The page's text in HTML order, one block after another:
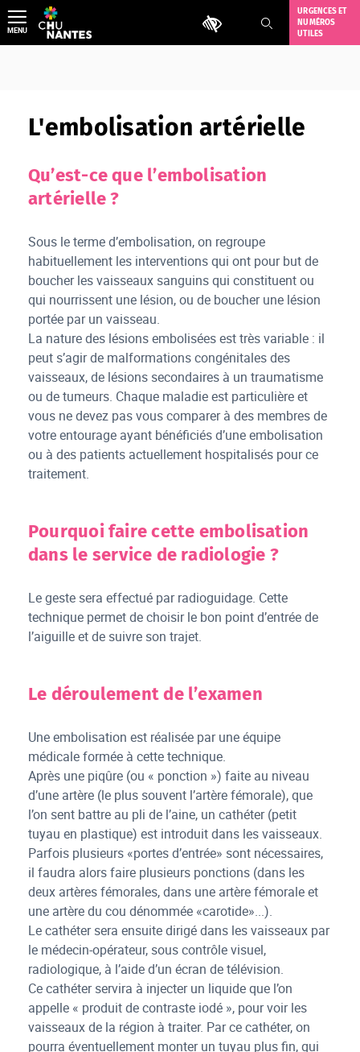
Aller
au
contenu
Outils d'accessibilité
URGENCES ET
NUMÉROS
UTILES
MENU
L'embolisation artérielle
Qu’est-ce que l’embolisation
artérielle ?
Sous le terme d’embolisation, on regroupe
habituellement les interventions qui ont pour but de
boucher les vaisseaux sanguins qui constituent ou
qui nourrissent une lésion, ou de boucher une lésion
portée par un vaisseau.
La nature des lésions embolisées est très variable : il
peut s’agir de malformations congénitales des
vaisseaux, de lésions secondaires à un traumatisme
ou de tumeurs. Chaque maladie est particulière et
vous ne devez pas vous comparer à des membres de
votre entourage ayant bénéficiés d’une embolisation
ou à des patients actuellement hospitalisés pour ce
traitement.
Pourquoi faire cette embolisation
dans le service de radiologie ?
Le geste sera effectué par radioguidage. Cette
technique permet de choisir le bon point d’entrée de
l’aiguille et de suivre son trajet.
Le déroulement de l’examen
Une embolisation est réalisée par une équipe
médicale formée à cette technique.
Après une piqûre (ou « ponction ») faite au niveau
d’une artère (le plus souvent l’artère fémorale), que
l’on sent battre au pli de l’aine, un cathéter (petit
tuyau en plastique) est introduit dans les vaisseaux.
Parfois plusieurs «portes d’entrée» sont nécessaires,
il faudra alors faire plusieurs ponctions (dans les
deux artères fémorales, dans une artère fémorale et
une artère du cou dénommée «carotide»...).
Le cathéter sera ensuite dirigé dans les vaisseaux par
le médecin-opérateur, sous contrôle visuel,
radiologique, à l’aide d’un écran de télévision.
Ce cathéter servira à injecter un liquide que l’on
appelle « produit de contraste iodé », pour voir les
vaisseaux de la région à traiter. Par ce cathéter, on
pourra éventuellement monter un tuyau plus fin, qui